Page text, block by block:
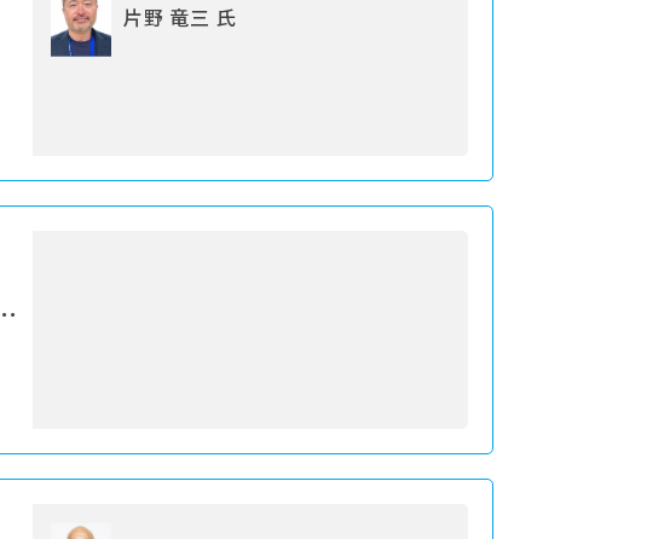
片野 竜三 氏